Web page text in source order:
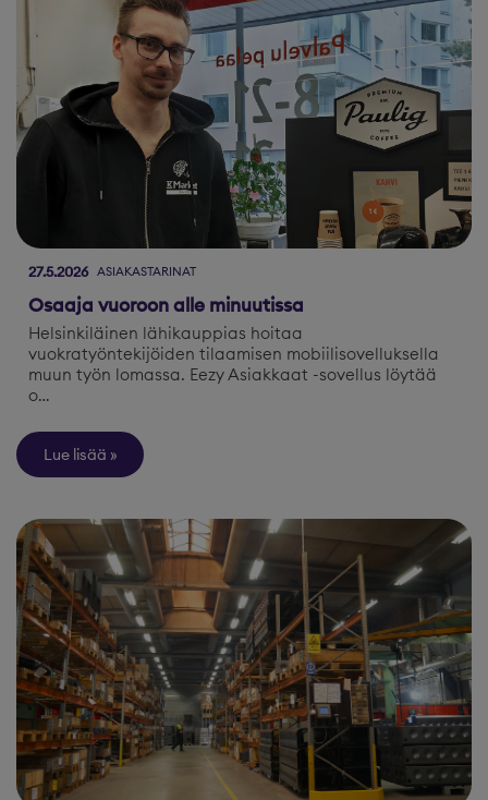
27.5.2026 ASIAKASTARINAT
Osaaja vuoroon alle minuutissa
Helsinkiläinen lähikauppias hoitaa
vuokratyöntekijöiden tilaamisen mobiilisovelluksella
muun työn lomassa. Eezy Asiakkaat -sovellus löytää
o…
Lue lisää